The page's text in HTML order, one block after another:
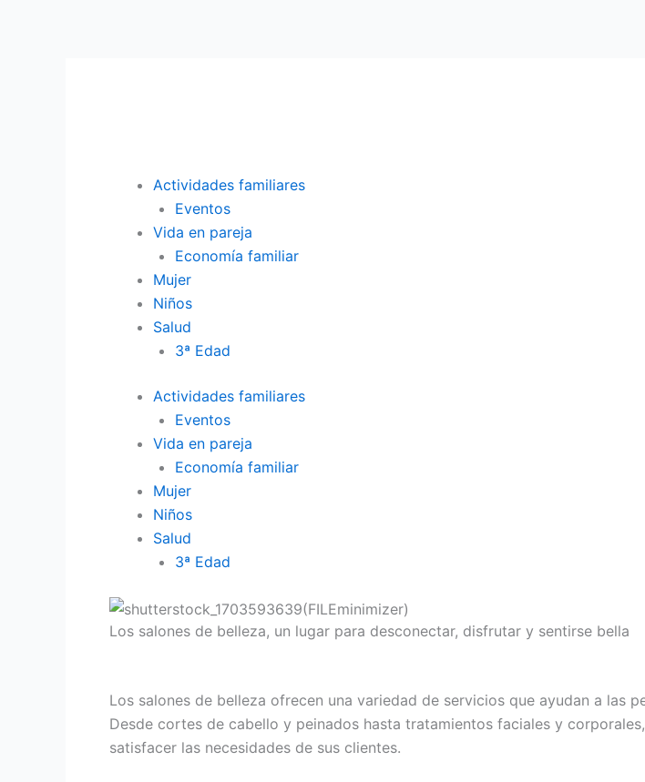
Actividades familiares
Eventos
Vida en pareja
Economía familiar
Mujer
Niños
Salud
3ª Edad
Actividades familiares
Eventos
Vida en pareja
Economía familiar
Mujer
Niños
Salud
3ª Edad
Los salones de belleza, un lugar para desconectar, disfrutar y sentirse bella
Los salones de belleza ofrecen una variedad de servicios que ayudan a las
Desde cortes de cabello y peinados hasta tratamientos faciales y
satisfacer las necesidades de sus clientes.